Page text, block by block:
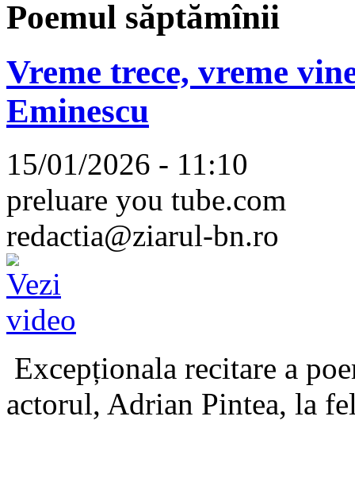
Poemul săptămînii
Vreme trece, vreme
Eminescu
15/01/2026 - 11:10
preluare you tube.com
redactia@ziarul-bn.ro
Excepționala recitare a
actorul, Adrian Pintea, la